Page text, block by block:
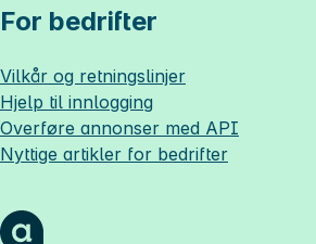
For bedrifter
Vilkår og retningslinjer
Hjelp til innlogging
Overføre annonser med API
Nyttige artikler for bedrifter